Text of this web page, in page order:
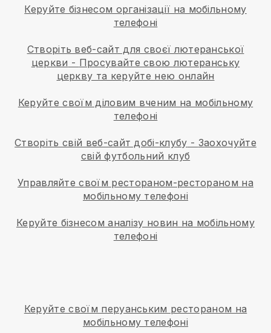
Керуйте бізнесом організації на мобільному
телефоні
Створіть веб-сайт для своєї лютеранської
церкви - Просувайте свою лютеранську
церкву та керуйте нею онлайн
Керуйте своїм діловим вченим на мобільному
телефоні
Створіть свій веб-сайт добі-клубу - Заохочуйте
свій футбольний клуб
Управляйте своїм рестораном-рестораном на
мобільному телефоні
Керуйте бізнесом аналізу новин на мобільному
телефоні
Керуйте своїм перуанським рестораном на
мобільному телефоні